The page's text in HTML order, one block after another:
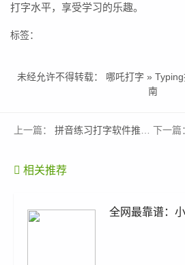
打字水平，享受学习的乐趣。
标签：
未经允许不得转载： 哪吒打字 »
南
上一篇： 拼音练习打字软件推荐：零基础拼音打字平台训练指南 下一篇
相关推荐
全网最靠谱：